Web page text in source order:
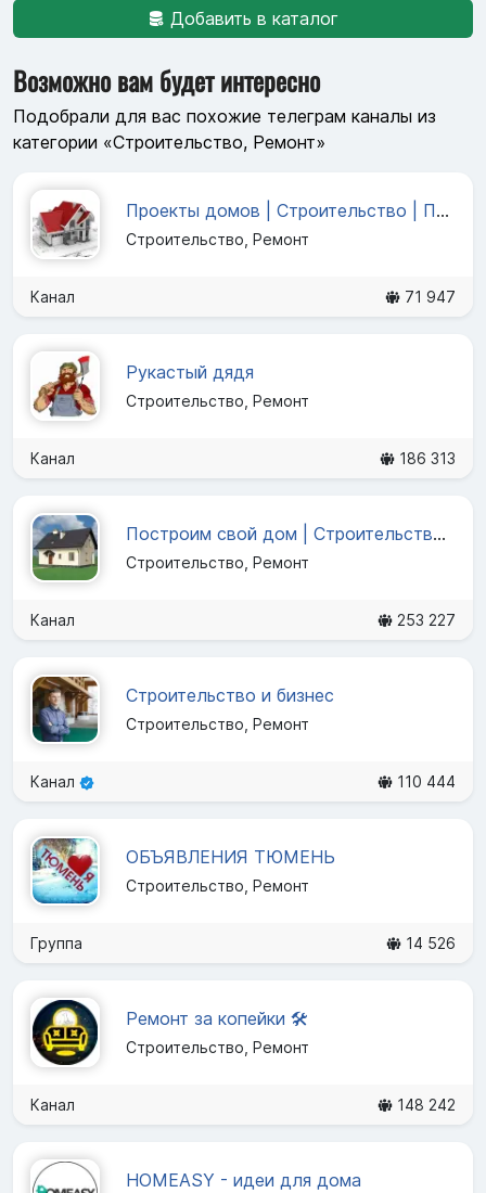
Добавить в каталог
Возможно вам будет интересно
Подобрали для вас похожие телеграм каналы из
категории «Строительство, Ремонт»
Проекты домов | Строительство | Плaнировка
Строительство, Ремонт
Канал 71 947
Рукастый дядя
Строительство, Ремонт
Канал 186 313
Построим свой дом | Строительство своими руками
Строительство, Ремонт
Канал 253 227
Строительство и бизнес
Строительство, Ремонт
Канал 110 444
ОБЪЯВЛЕНИЯ ТЮМЕНЬ
Строительство, Ремонт
Группа 14 526
Ремонт за копейки 🛠
Строительство, Ремонт
Канал 148 242
HOMEASY - идеи для дома